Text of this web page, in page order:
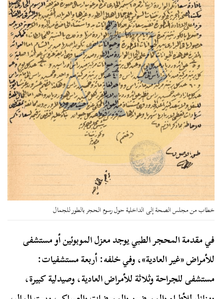
خطاب من مجلس الصحة إلى الداخلية حول رسوم الحجر بالطور للجمال
في مقدمة المحجر الطبي يوجد معزل الموبوئين أو مستشفى
للأمراض «غير العادية»، وفي خلفه: أربعة مستشفيات:
مستشفى للجراحة وثلاثة للأمراض العادية، وصيدلية كبيرة،